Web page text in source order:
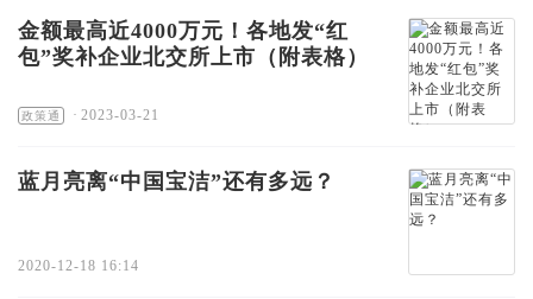
金额最高近4000万元！各地发“红
包”奖补企业北交所上市（附表格）
政策通 · 2023-03-21
蓝月亮离“中国宝洁”还有多远？
2020-12-18 16:14